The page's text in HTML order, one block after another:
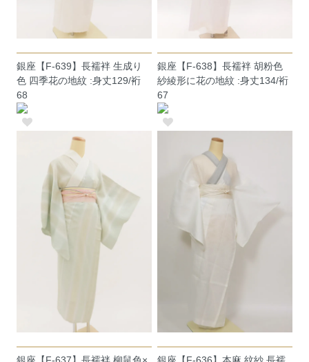
銀座【F-639】長襦袢 生成り
色 四季花の地紋 :身丈129/裄
68
銀座【F-638】長襦袢 胡粉色
紗綾形に花の地紋 :身丈134/裄
67